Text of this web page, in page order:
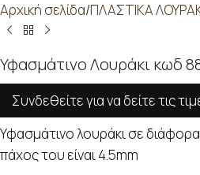
Αρχική σελίδα ΠΛΑΣΤΙΚΑ
Υφασμάτινο Λουράκι κωδ
Συνδεθείτε για να δείτε τις
Υφασμάτινο λουράκι σε
πάχος του είναι 4.5mm